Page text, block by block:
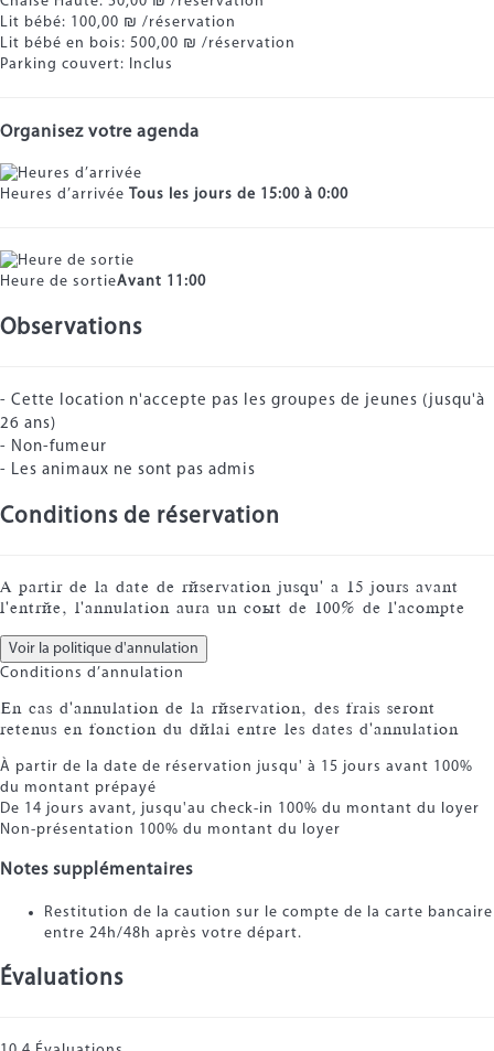
Lit bébé: 100,00 ₪ /réservation
Lit bébé en bois: 500,00 ₪ /réservation
Parking couvert: Inclus
Organisez votre agenda
Heures d’arrivée Tous les jours de 15:00 à 0:00
Heure de sortieAvant 11:00
Observations
- Cette location n'accepte pas les groupes de jeunes (jusqu'à
26 ans)
- Non-fumeur
- Les animaux ne sont pas admis
Conditions de réservation
À partir de la date de réservation jusqu' à 15 jours avant
l'entrée, l'annulation aura un coût de 100% de l'acompte
Voir la politique d'annulation
Conditions d’annulation
En cas d'annulation de la réservation, des frais seront
retenus en fonction du délai entre les dates d'annulation
À partir de la date de réservation jusqu' à 15 jours avant 100%
du montant prépayé
De 14 jours avant, jusqu'au check-in 100% du montant du loyer
Non-présentation 100% du montant du loyer
Notes supplémentaires
Restitution de la caution sur le compte de la carte bancaire
entre 24h/48h après votre départ.
Évaluations